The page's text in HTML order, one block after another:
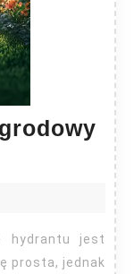
prosta, jednak